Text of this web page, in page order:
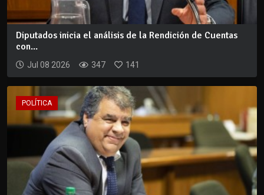
Diputados inicia el análisis de la Rendición de Cuentas
con...
Jul 08 2026 347 141
POLÍTICA